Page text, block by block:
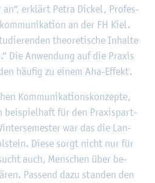
er­klärt Petra Di­ckel, Pro­fes­
an der FH Kiel.
theo­re­ti­sche In­hal­te
Die An­wen­dung auf die Pra­xis
häu­fig zu einem Aha-Ef­fekt.
Kom­mu­ni­ka­ti­ons­kon­zep­te,
bei­spiel­haft für den Pra­xis­part­
war das die Lan­
Diese sorgt nicht nur für
auch, Men­schen über be­
Pas­send dazu stan­den den